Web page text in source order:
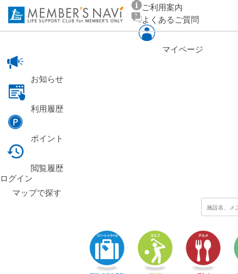
ご利用案内
よくあるご質問
マイページ
お知らせ
利用履歴
ポイント
閲覧履歴
ログイン
マップで探す